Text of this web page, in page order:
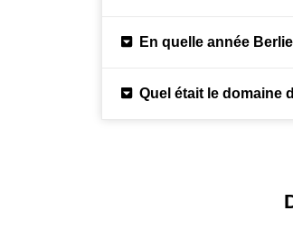
En quelle année
Quel était le domaine